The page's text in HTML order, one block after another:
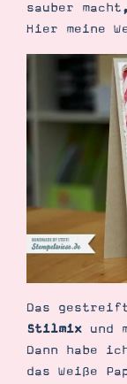
Angebote
Blog
Gutscheine
Produkte
Über mich
Über
sauber
Hier meine
Das
Stilmix und
Dann habe
das Weiße